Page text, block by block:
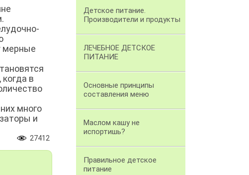
мерные
в
много
и
27412
Детское питание.
Производители и продукты
ЛЕЧЕБНОЕ ДЕТСКОЕ
ПИТАНИЕ
Основные принципы
составления меню
Маслом кашу не
испортишь?
Правильное детское
питание